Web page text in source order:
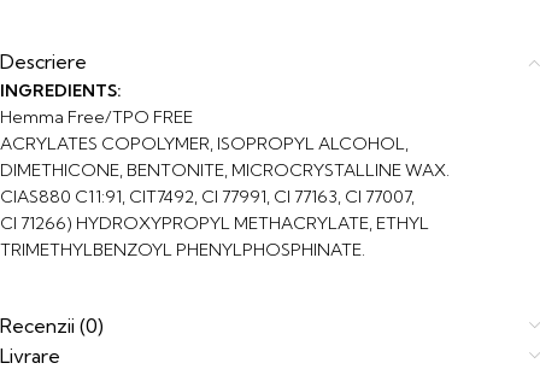
Descriere
INGREDIENTS:
Hemma Free/TPO FREE
ACRYLATES COPOLYMER, ISOPROPYL ALCOHOL,
DIMETHICONE, BENTONITE, MICROCRYSTALLINE WAX.
CIAS880 C11:91, CIT7492, Cl 77991, CI 77163, CI 77007,
Cl 71266) HYDROXYPROPYL METHACRYLATE, ETHYL
TRIMETHYLBENZOYL PHENYLPHOSPHINATE.
Recenzii (0)
Livrare